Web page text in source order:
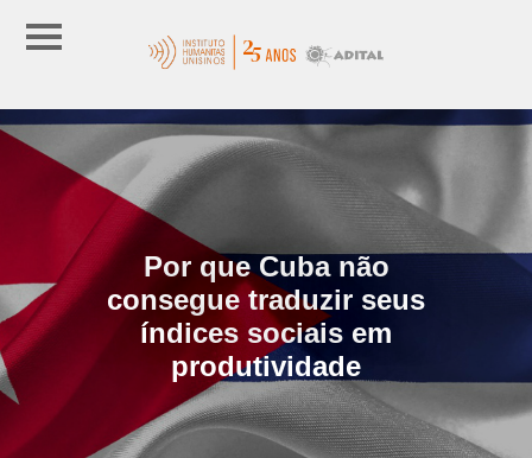
Por que Cuba não
consegue traduzir seus
índices sociais em
produtividade